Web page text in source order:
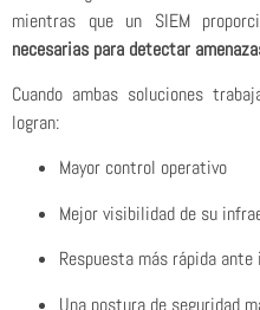
mientras que un SIEM
necesarias para detectar
Cuando ambas soluciones
logran:
Mayor control operativo
Mejor visibilidad de su
Respuesta más rápida
Una postura de seguridad